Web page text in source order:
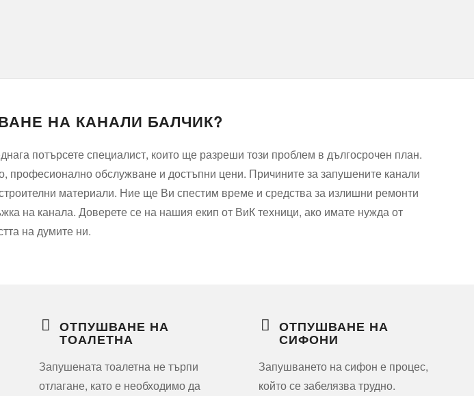
НА КАНАЛИ БАЛЧИК?
потърсете специалист, които ще разреши този проблем в дългосрочен план.
професионално обслужване и достъпни цени. Причините за запушените канали
материали. Ние ще Ви спестим време и средства за излишни ремонти
на канала. Доверете се на нашия екип от ВиК техници, ако имате нужда от
на думите ни.
ОТПУШВАНЕ НА
ТОАЛЕТНА
Запушената тоалетна не търпи
отлагане, като е необходимо да
ОТПУШВАНЕ НА
СИФОНИ
Запушването на сифон е процес,
който се забелязва трудно.